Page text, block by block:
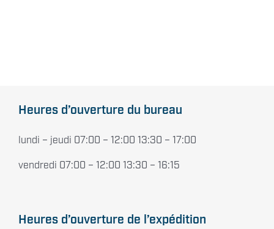
Heures d’ouverture du bureau
lundi – jeudi 07:00 – 12:00 13:30 – 17:00
vendredi 07:00 – 12:00 13:30 – 16:15
Heures d’ouverture de l’expédition